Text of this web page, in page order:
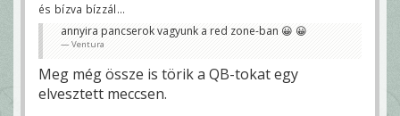
és bízva bízzál...
annyira pancserok vagyunk a red zone-ban 😀 😀
Ventura
Meg még össze is törik a QB-tokat egy
elvesztett meccsen.